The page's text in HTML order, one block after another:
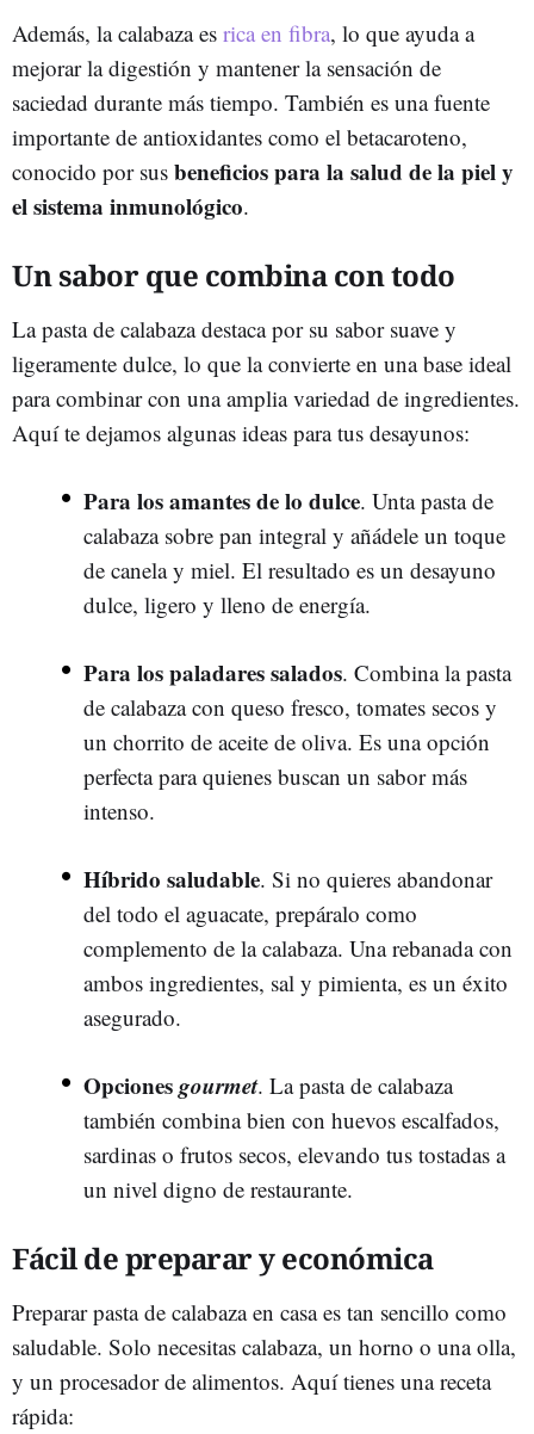
Además, la calabaza es rica en fibra, lo que ayuda a
mejorar la digestión y mantener la sensación de
saciedad durante más tiempo. También es una fuente
importante de antioxidantes como el betacaroteno,
conocido por sus beneficios para la salud de la piel y
el sistema inmunológico.
Un sabor que combina con todo
La pasta de calabaza destaca por su sabor suave y
ligeramente dulce, lo que la convierte en una base ideal
para combinar con una amplia variedad de ingredientes.
Aquí te dejamos algunas ideas para tus desayunos:
Para los amantes de lo dulce. Unta pasta de
calabaza sobre pan integral y añádele un toque
de canela y miel. El resultado es un desayuno
dulce, ligero y lleno de energía.
Para los paladares salados. Combina la pasta
de calabaza con queso fresco, tomates secos y
un chorrito de aceite de oliva. Es una opción
perfecta para quienes buscan un sabor más
intenso.
Híbrido saludable. Si no quieres abandonar
del todo el aguacate, prepáralo como
complemento de la calabaza. Una rebanada con
ambos ingredientes, sal y pimienta, es un éxito
asegurado.
Opcionesgourmet. La pasta de calabaza
también combina bien con huevos escalfados,
sardinas o frutos secos, elevando tus tostadas a
un nivel digno de restaurante.
Fácil de preparar y económica
Preparar pasta de calabaza en casa es tan sencillo como
saludable. Solo necesitas calabaza, un horno o una olla,
y un procesador de alimentos. Aquí tienes una receta
rápida: